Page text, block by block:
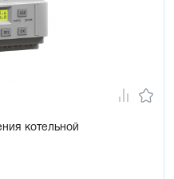
котельной